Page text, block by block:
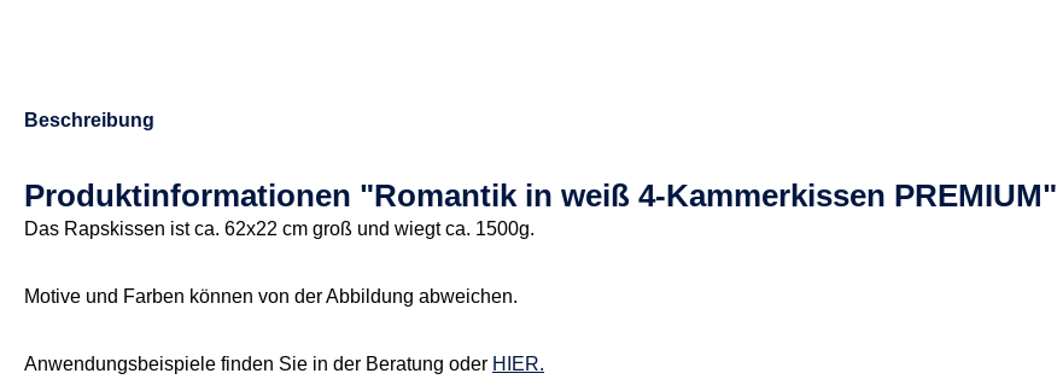
Beschreibung
Produktinformationen "Romantik in weiß 4-Kammerkissen PREMIUM"
Das Rapskissen ist ca. 62x22 cm groß und wiegt ca. 1500g.
Motive und Farben können von der Abbildung abweichen.
Anwendungsbeispiele finden Sie in der Beratung oder HIER.